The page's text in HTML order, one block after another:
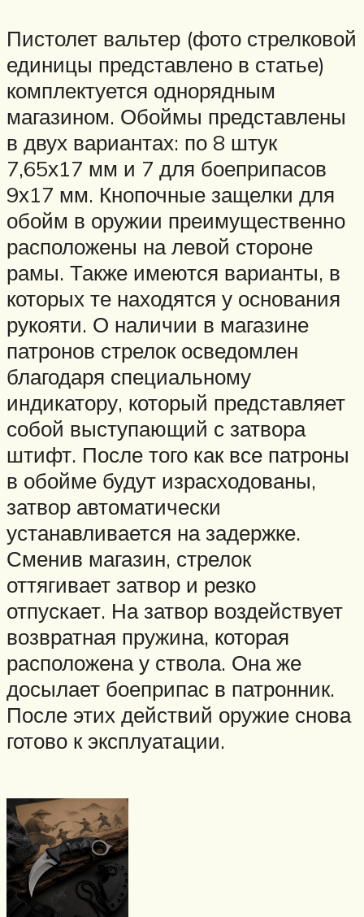
Пистолет вальтер (фото стрелковой
единицы представлено в статье)
комплектуется однорядным
магазином. Обоймы представлены
в двух вариантах: по 8 штук
7,65х17 мм и 7 для боеприпасов
9х17 мм. Кнопочные защелки для
обойм в оружии преимущественно
расположены на левой стороне
рамы. Также имеются варианты, в
которых те находятся у основания
рукояти. О наличии в магазине
патронов стрелок осведомлен
благодаря специальному
индикатору, который представляет
собой выступающий с затвора
штифт. После того как все патроны
в обойме будут израсходованы,
затвор автоматически
устанавливается на задержке.
Сменив магазин, стрелок
оттягивает затвор и резко
отпускает. На затвор воздействует
возвратная пружина, которая
расположена у ствола. Она же
досылает боеприпас в патронник.
После этих действий оружие снова
готово к эксплуатации.